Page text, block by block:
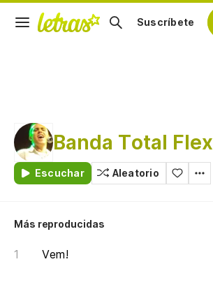
Suscríbete
Banda Total Flex
Escuchar Aleatorio
Más reproducidas
Vem!